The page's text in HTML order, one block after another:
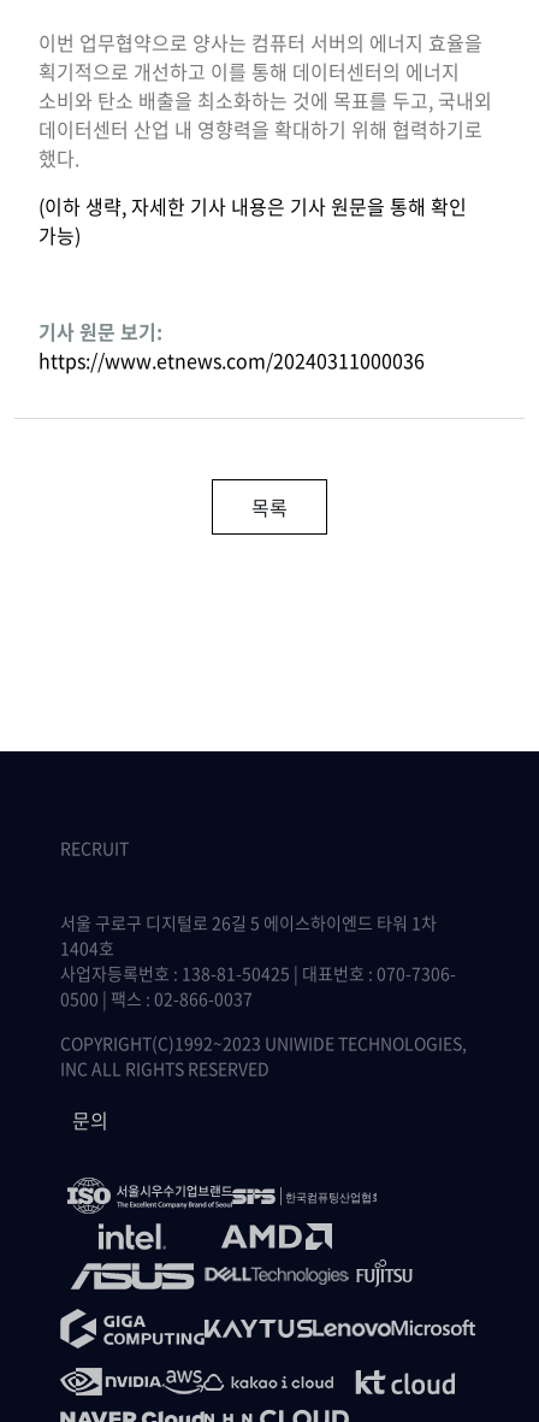
이번 업무협약으로 양사는 컴퓨터 서버의 에너지 효율을
획기적으로 개선하고 이를 통해 데이터센터의 에너지
소비와 탄소 배출을 최소화하는 것에 목표를 두고, 국내외
데이터센터 산업 내 영향력을 확대하기 위해 협력하기로
했다.
(이하 생략, 자세한 기사 내용은 기사 원문을 통해 확인
가능)
기사 원문 보기:
https://www.etnews.com/20240311000036
목록
RECRUIT
서울 구로구 디지털로 26길 5 에이스하이엔드 타워 1차
1404호
사업자등록번호 : 138-81-50425 | 대표번호 : 070-7306-
0500 | 팩스 : 02-866-0037
COPYRIGHT(C)1992~2023 UNIWIDE TECHNOLOGIES,
INC ALL RIGHTS RESERVED
문의